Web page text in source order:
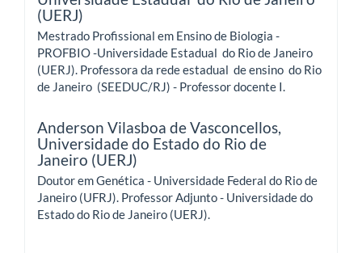
(UERJ)
Mestrado Profissional em Ensino de Biologia -
PROFBIO -Universidade Estadual do Rio de Janeiro
(UERJ). Professora da rede estadual de ensino do Rio
de Janeiro (SEEDUC/RJ) - Professor docente I.
Anderson Vilasboa de Vasconcellos,
Universidade do Estado do Rio de
Janeiro (UERJ)
Doutor em Genética - Universidade Federal do Rio de
Janeiro (UFRJ). Professor Adjunto - Universidade do
Estado do Rio de Janeiro (UERJ).